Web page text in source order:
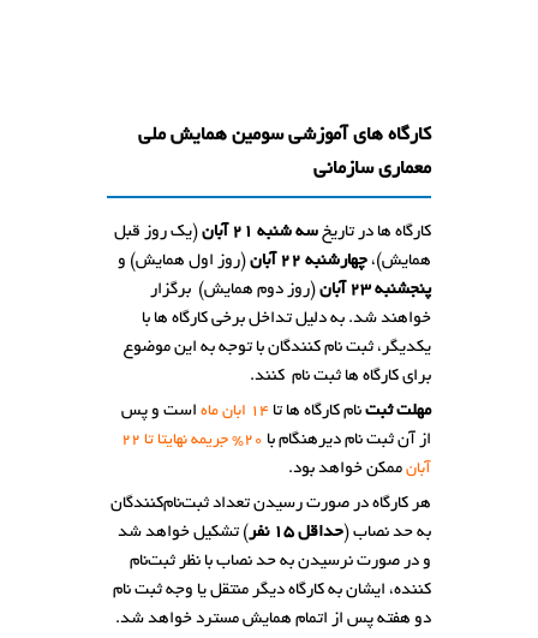
کارگاه های آموزشی سومین همایش ملی
معماری سازمانی
کارگاه ها در تاريخسه شنبه 21 آبان
(یک روز قبل
همایش)،چهارشنبه 22 آبان
(روز اول همایش) و
پنجشنبه 23 آبان
(روز دوم همایش) برگزار
خواهند شد. به دلیل تداخل برخی کارگاه ها با
یکدیگر، ثبت نام کنندگان با توجه به این موضوع
برای کارگاه ها ثبت نام کنند.
مهلت ثبت نام کارگاه ها تا14 ابان ماه
است و پس
از آن ثبت نام دیرهنگام با
20% جریمه نهایتا تا 22
آبان ممکن خواهد بود.
هر کارگاه در صورت رسيدن تعداد ثبت‌نام‌کنندگان
به حد نصاب (حداقل۱5 نفر) تشکيل خواهد شد
و در صورت نرسيدن به حد نصاب با نظر ثبت‌نام
کننده، ايشان به کارگاه ديگر منتقل يا وجه ثبت نام
دو هفته پس از اتمام همایش مسترد خواهد شد.